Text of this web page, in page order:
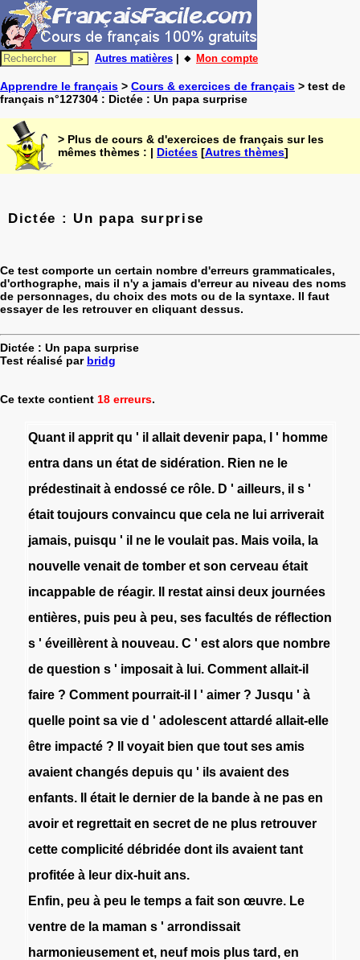
Autres matières | 🔸 Mon compte
Apprendre le français > Cours & exercices de français > test de
français n°127304 : Dictée : Un papa surprise
> Plus de cours & d'exercices de français sur les
mêmes thèmes : | Dictées [Autres thèmes]
Dictée : Un papa surprise
Ce test comporte un certain nombre d'erreurs grammaticales,
d'orthographe, mais il n'y a jamais d'erreur au niveau des noms
de personnages, du choix des mots ou de la syntaxe. Il faut
essayer de les retrouver en cliquant dessus.
Dictée : Un papa surprise
Test réalisé par bridg
Ce texte contient 18 erreurs.
Quant il apprit qu ' il allait devenir papa, ' homme
entra dans un état de sidération. Rien ne le
prédestinait à endossé ce rôle. D ' ailleurs, il s '
était toujours convaincu que cela ne lui arriverait
jamais, puisqu ' il ne le voulait pas. Mais voila, la
nouvelle venait de tomber et son cerveau était
incappable de réagir. restat ainsi deux journées
entières, puis peu à peu, ses facultés de réflection
s ' éveillèrent à nouveau. C ' est alors que nombre
de question s ' imposait à lui. Comment allait-il
faire ? Comment pourrait-il ' aimer ? Jusqu ' à
quelle point sa vie d ' adolescent attardé allait-elle
être impacté ? voyait bien que tout ses amis
avaient changés depuis qu ' ils avaient des
enfants. était le dernier de la bande à ne pas en
avoir et regrettait en secret de ne plus retrouver
cette complicité débridée dont ils avaient tant
profitée à leur dix-huit ans.
Enfin, peu à peu le temps a fait son œuvre. Le
ventre de la maman s ' arrondissait
harmonieusement et, neuf mois plus tard , en